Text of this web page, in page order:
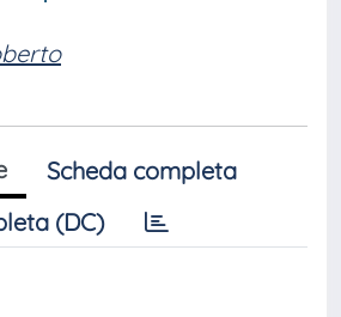
Scheda completa
(DC)